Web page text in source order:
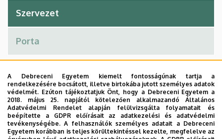
A Debreceni Egyetem kiemelt fontosságúnak tartja a
rendelkezésére bocsátott, illetve birtokába jutott személyes adatok
védelmét. Ezúton tájékoztatjuk Önt, hogy a Debreceni Egyetem a
2018. május 25. napjától kötelezően alkalmazandó Általános
Adatvédelmi Rendelet alapján felülvizsgálta folyamatait és
beépítette a GDPR előírásait az adatkezelési és adatvédelmi
tevékenységébe. A felhasználók személyes adatait a Debreceni
Egyetem korábban is teljes körültekintéssel kezelte, megfelelve az
A keresés a következőkre működik: Név, Munkahely (szervezeti egység),
Beosztás, Munkakör, Mellék
Szervezetek